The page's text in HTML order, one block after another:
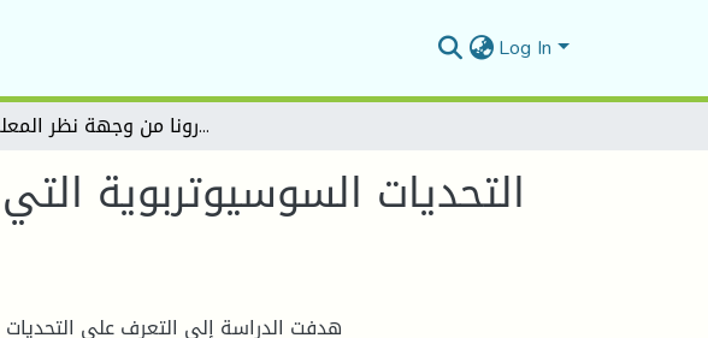
Log In
التحديات السوسيوتربوية التي يواجهها التلاميذ في ظل جائحة كورونا من وجهة نظر المعلمين
التحديات السوسيوتربوية
هدفت الدراسة إلى التعرف على التحديات